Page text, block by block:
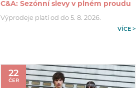
C&A: Sezónní slevy v plném proudu
Výprodeje platí od do 5. 8. 2026.
VÍCE >
22
ČER